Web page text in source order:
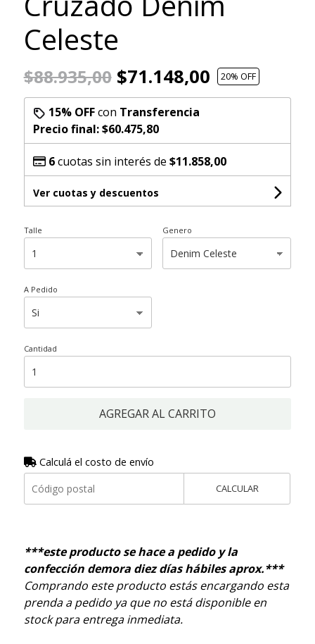
Celeste
$88.935,00$71.148,00 20% OFF
15% OFFcon Transferencia
Precio final:$60.475,80
6cuotas sin interés de $11.858,00
Ver cuotas y descuentos
Talle Genero
A Pedido
Cantidad
AGREGAR AL CARRITO
Calculá el costo de envío
CALCULAR
***este producto se hace a pedido y la
confección demora diez días hábiles aprox.***
Comprando este producto estás encargando esta
prenda a pedido ya que no está disponible en
stock para entrega inmediata.